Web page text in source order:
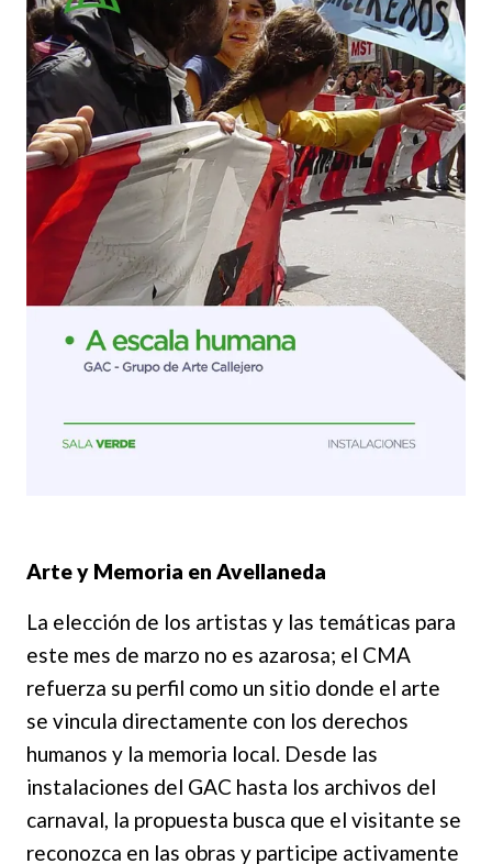
Arte y Memoria en Avellaneda
La elección de los artistas y las temáticas para
este mes de marzo no es azarosa; el CMA
refuerza su perfil como un sitio donde el arte
se vincula directamente con los derechos
humanos y la memoria local. Desde las
instalaciones del GAC hasta los archivos del
carnaval, la propuesta busca que el visitante se
reconozca en las obras y participe activamente